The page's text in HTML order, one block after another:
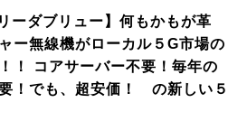
ーダブリュー】何もかもが革
ー無線機がローカル５G市場の
！ コアサーバー不要！毎年の
！でも、超安価！ の新しい５